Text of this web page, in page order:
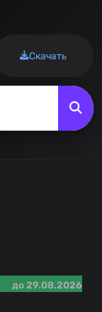
Скачать
до 29.08.2026